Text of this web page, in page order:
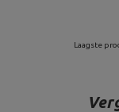
Laagste